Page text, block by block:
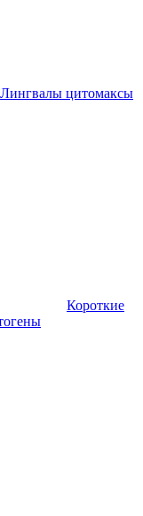
цитомаксы
Короткие